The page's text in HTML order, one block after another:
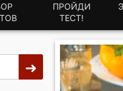
ПРОЙДИ
ТЕСТ!